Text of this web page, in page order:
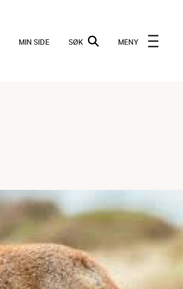
MIN SIDE SØK MENY